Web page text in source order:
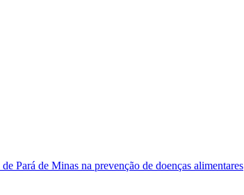
Pará de Minas na prevenção de doenças alimentares